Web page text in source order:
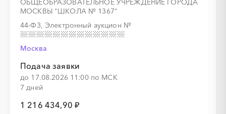
ОБЩЕОБРАЗОВАТЕЛЬНОЕ УЧРЕЖДЕНИЕ ГОРОДА
МОСКВЫ "ШКОЛА № 1367"
44-ФЗ, Электронный аукцион №
Москва
Подача заявки
до 17.08.2026 11:00 по МСК
7 дней
1 216 434,90 ₽